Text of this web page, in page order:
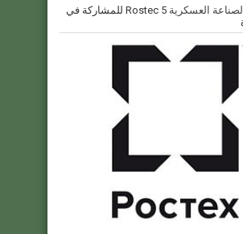
الصناعة العسكرية
Rostec للمشاركة في